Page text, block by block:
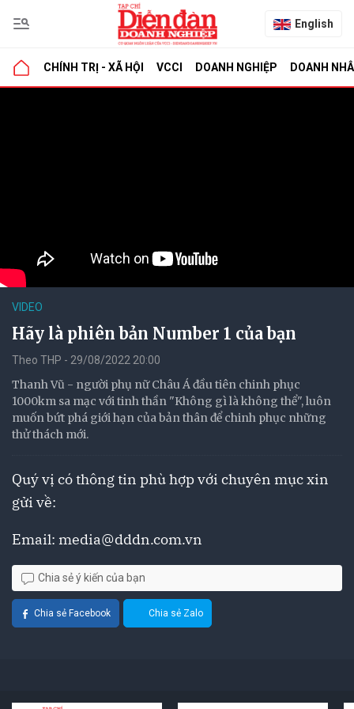
English
CHÍNH TRỊ - XÃ HỘI VCCI DOANH NGHIỆP DOANH
VIDEO
Hãy là phiên bản Number 1 của bạn
Theo THP - 29/08/2022 20:00
Thanh Vũ - người phụ nữ Châu Á đầu tiên chinh phục
1000km sa mạc với tinh thần "Không gì là không thể", luôn
muốn bứt phá giới hạn của bản thân để chinh phục những
thử thách mới.
Quý vị có thông tin phù hợp với chuyên mục xin
gửi về:
Email: media@dddn.com.vn
Chia sẻ ý kiến của bạn
Chia sẻ Facebook Chia sẻ Zalo